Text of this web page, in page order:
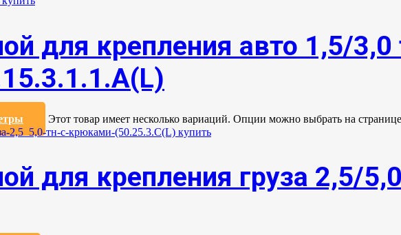
для крепления авто 1,5/3,0
Этот товар имеет несколько вариаций. Опции можно выбрать на
для крепления груза 2,5/